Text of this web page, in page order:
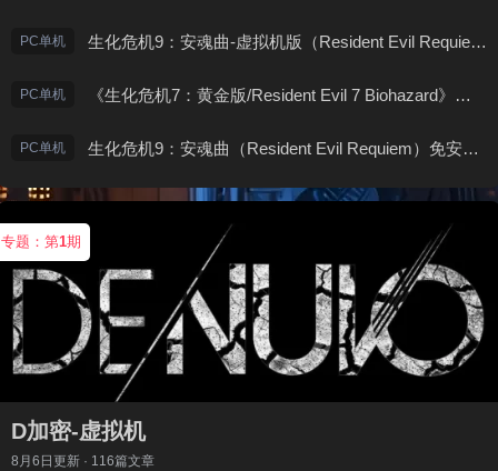
PC单机 生化危机9：安魂曲-虚拟机版（Resident Evil Requiem HYPERVISOR）免安装中文版
PC单机 《生化危机7：黄金版/Resident Evil 7 Biohazard》免安装中文版
PC单机 生化危机9：安魂曲（Resident Evil Requiem）免安装中文版
专题：第1期
D加密-虚拟机
8月6日 更新 · 116篇文章